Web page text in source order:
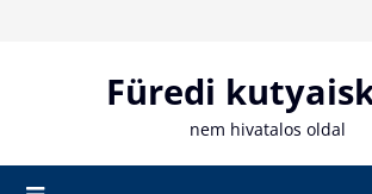
Füredi
nem hivatalos oldal